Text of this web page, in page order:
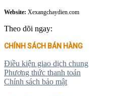
Website: Xexangchaydien.com
Theo dõi ngay:
CHÍNH SÁCH BÁN HÀNG
Điều kiện giao dịch chung
Phương thức thanh toán
Chính sách bảo mật